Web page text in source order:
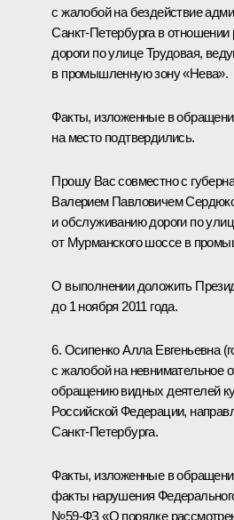
с жалобой на бездействие
Санкт-Петербурга в
дороги по улице Трудовая,
в промышленную зону «Нева».
Факты, изложенные в
на место подтвердились.
Прошу Вас совместно с
Валерием Павловичем
и обслуживанию дороги по
от Мурманского шоссе в
О выполнении доложить
до 1 ноября 2011 года.
6. Осипенко Алла Евгеньевна
с жалобой на невнимательное
обращению видных деятелей
Российской Федерации,
Санкт-Петербурга.
Факты, изложенные в
факты нарушения
№59-ФЗ «О порядке